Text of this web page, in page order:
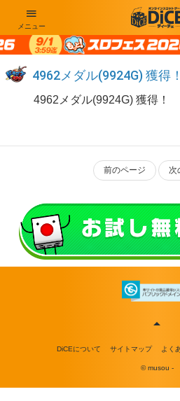
メニュー
4962メダル(9924G) 獲得！
4962メダル(9924G) 獲得！
前のページ 次
DiCEについて サイトマップ よく
© musou -